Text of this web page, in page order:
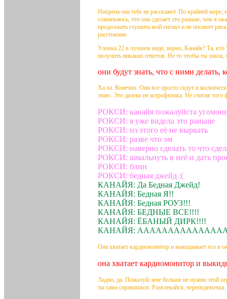
Нихрена она тебе не расскажет. По крайней мере,
сомневаюсь, что она сделает это раньше, чем я
продолжать глушить мой сигнал и не посмеет
расстоянии.
Уловка 22 в лучшем виде, верно, Канайя? Та, кто
получить никаких ответов. Не то чтобы ты знала,
они будут знать, что с ними делать,
Ха ха. Конечно. Они все просто сядут в
знаю. Это далеко не астрофизика. Не считая того
РОКСИ: канайя пожалуйста
РОКСИ: я уже видела это раньше
РОКСИ: из этого её не вырвать
РОКСИ: разве что эм
РОКСИ: наверно сделать то что
РОКСИ: шмальнуть в неё и дать
РОКСИ: блин
РОКСИ: бедная джейд :(
КАНАЙЯ: Да Бедная Джейд!
КАНАЙЯ: Бедная Я!!
КАНАЙЯ: Бедная РОУЗ!!!
КАНАЙЯ: БЕДНЫЕ ВСЕ!!!!
КАНАЙЯ: ЁБАНЫЙ ДИРК!!!!
КАНАЙЯ:
Она хватает кардиомонитор и выкидывает его в
она хватает кардиомонитор и
Ладно, да. Пожалуй, мне больше не нужно этой
ты сама справишься. Развлекайся, череподевочка.